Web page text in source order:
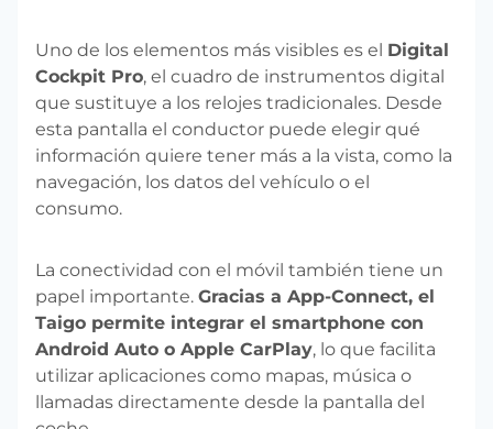
Uno de los elementos más visibles es el Digital
Cockpit Pro, el cuadro de instrumentos digital
que sustituye a los relojes tradicionales. Desde
esta pantalla el conductor puede elegir qué
información quiere tener más a la vista, como la
navegación, los datos del vehículo o el
consumo.
La conectividad con el móvil también tiene un
papel importante. Gracias a App-Connect, el
Taigo permite integrar el smartphone con
Android Auto o Apple CarPlay, lo que facilita
utilizar aplicaciones como mapas, música o
llamadas directamente desde la pantalla del